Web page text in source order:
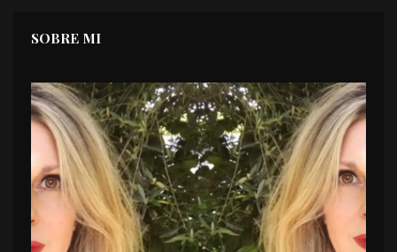
SOBRE MI